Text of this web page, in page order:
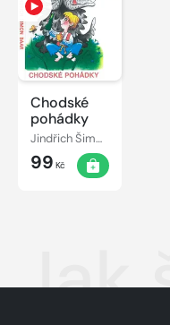
Chodské
pohádky
Jindřich Šimon Baar
99 Kč
Jak